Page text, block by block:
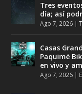
Tres
día; así
Ago 7, 2026 |
Casas
Paquimé
en vivo y
Ago 7, 2026 |